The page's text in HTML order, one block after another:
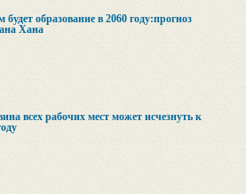
будет образование в 2060 году:прогноз
Хана
всех рабочих мест может исчезнуть к